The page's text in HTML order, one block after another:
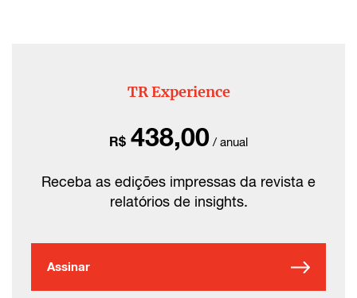
TR Experience
R$ 438,00 / anual
Receba as edições impressas da revista e
relatórios de insights.
Assinar